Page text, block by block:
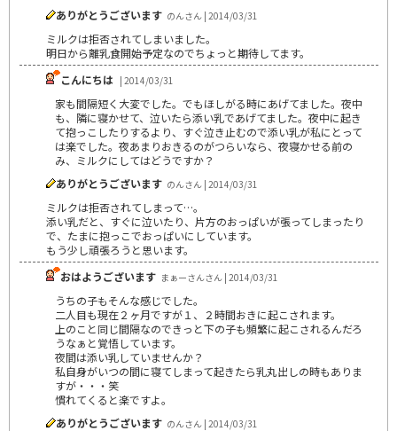
ありがとうございます のんさん | 2014/03/31
ミルクは拒否されてしまいました。
明日から離乳食開始予定なのでちょっと期待してます。
こんにちは | 2014/03/31
家も間隔短く大変でした。でもほしがる時にあげてました。夜中
も、隣に寝かせて、泣いたら添い乳であげてました。夜中に起き
て抱っこしたりするより、すぐ泣き止むので添い乳が私にとって
は楽でした。夜あまりおきるのがつらいなら、夜寝かせる前の
み、ミルクにしてはどうですか？
ありがとうございます のんさん | 2014/03/31
ミルクは拒否されてしまって…。
添い乳だと、すぐに泣いたり、片方のおっぱいが張ってしまったり
で、たまに抱っこでおっぱいにしています。
もう少し頑張ろうと思います。
おはようございます まぁーさんさん | 2014/03/31
うちの子もそんな感じでした。
二人目も現在２ヶ月ですが１、２時間おきに起こされます。
上のこと同じ間隔なのできっと下の子も頻繁に起こされるんだろ
うなぁと覚悟しています。
夜間は添い乳していませんか？
私自身がいつの間に寝てしまって起きたら乳丸出しの時もありま
すが・・・笑
慣れてくると楽ですよ。
ありがとうございます のんさん | 2014/03/31